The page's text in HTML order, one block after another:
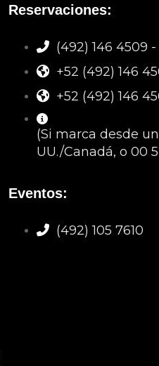
Reservaciones:
(492) 146 4509
+52 (492) 146
+52 (492) 146
(Si marca desde
UU./Canadá, o 00
Eventos:
(492) 105 7610